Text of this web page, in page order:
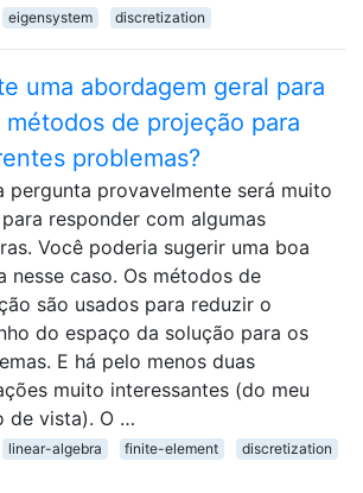
eigensystem discretization
uma abordagem geral para
métodos de projeção para
problemas?
pergunta provavelmente será muito
responder com algumas
Você poderia sugerir uma boa
nesse caso. Os métodos de
são usados ​​para reduzir o
do espaço da solução para os
E há pelo menos duas
muito interessantes (do meu
de vista). O …
linear-algebra finite-element discretization